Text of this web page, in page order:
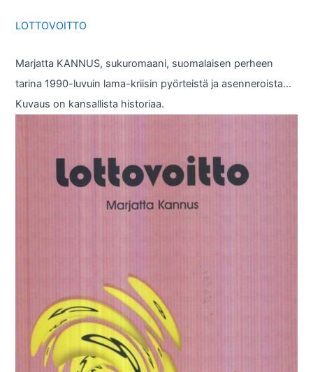
LOTTOVOITTO
Marjatta KANNUS, sukuromaani, suomalaisen perheen
tarina 1990-luvuin lama-kriisin pyörteistä ja asenneroista…
Kuvaus on kansallista historiaa.